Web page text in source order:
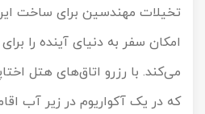
تخیلات مهندسین برای ساخت
امکان سفر به دنیای آینده را
می‌کند. با رزرو اتاق‌های هتل
که در یک آکواریوم در زیر آب‌